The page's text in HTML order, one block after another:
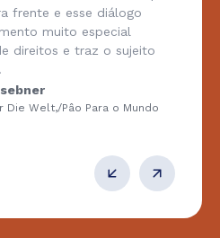
frente e esse diálogo
muito especial
direitos e traz o sujeito
Die Welt,/Pâo Para o Mundo